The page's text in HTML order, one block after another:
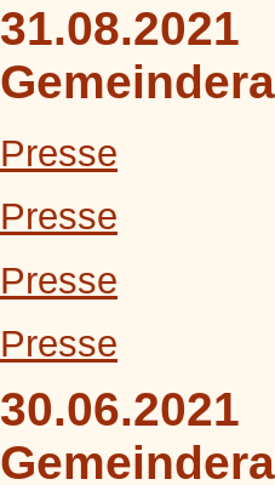
31.08.2021
Presse
Presse
Presse
Presse
30.06.2021